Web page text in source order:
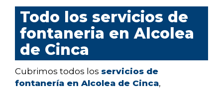
Todo los servicios de
fontaneria en Alcolea
de Cinca
Cubrimos todos los servicios de
fontanería en Alcolea de Cinca,